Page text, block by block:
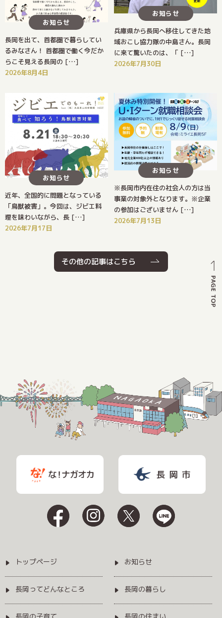
お知らせ
長岡を出て、首都圏で暮らしてい
るみなさん！ 首都圏で働く今だか
らこそ見える長岡の […]
2026年8月4日
お知らせ
兵庫県から長岡へ移住してきた地
域おこし協力隊の中島さん。長岡
に来て驚いたのは、「 […]
2026年7月30日
お知らせ
近年、全国的に問題となっている
「鳥獣被害」。今回は、ジビエ料
理を味わいながら、長 […]
2026年7月17日
お知らせ
※長岡市内在住の社会人の方は当
事業の対象外となります。※企業
の参加はございません […]
2026年7月13日
その他の記事はこちら
トップページ
長岡ってどんなところ
お知らせ
長岡の暮らし